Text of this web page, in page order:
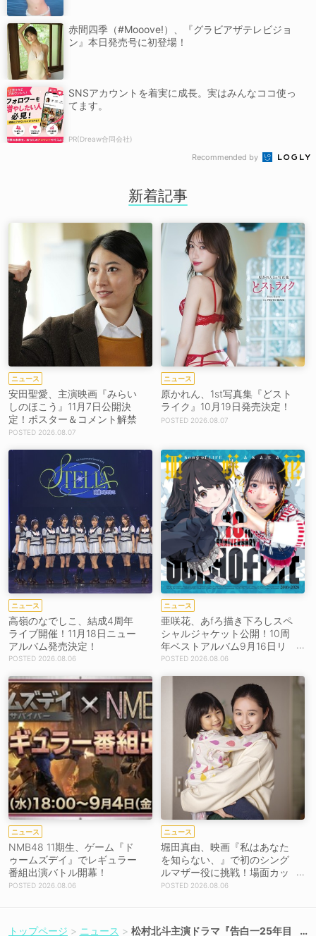
赤間四季（#Mooove!）、『グラビアザテレビジョ
ン』本日発売号に初登場！
SNSアカウントを着実に成長。実はみんなココ使っ
てます。
PR(Dreaw合同会社)
Recommended by
新着記事
ニュース
安田聖愛、主演映画『みらい
しのほこう』11月7日公開決
定！ポスター＆コメント解禁
2026.08.07
ニュース
原かれん、1st写真集『どスト
ライク』10月19日発売決定！
2026.08.07
ニュース
高嶺のなでしこ、結成4周年
ライブ開催！11月18日ニュー
アルバム発売決定！
2026.08.06
ニュース
亜咲花、あfろ描き下ろしスペ
シャルジャケット公開！10周
年ベストアルバム9月16日リ
リース！2026.08.06
ニュース
NMB48 11期生、ゲーム『ド
ゥームズデイ』でレギュラー
番組出演バトル開幕！
2026.08.06
ニュース
堀田真由、映画『私はあなた
を知らない、』で初のシング
ルマザー役に挑戦！場面カッ
トを解禁！【コメントあり】
2026.08.06
トップページ ニュース 松村北斗主演ドラマ『告白一25年目